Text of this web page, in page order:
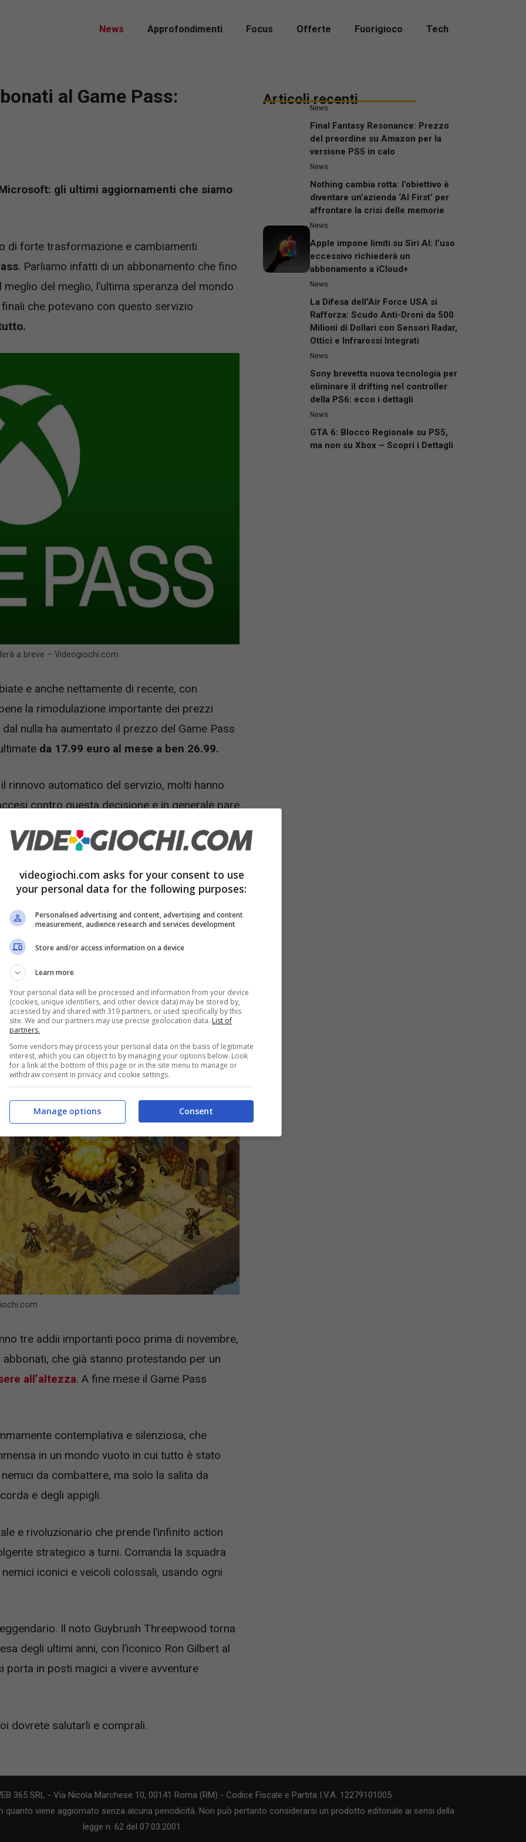
News Approfondimenti Focus Offerte Fuorigioco Tech
al Game Pass:
gli ultimi aggiornamenti che siamo
di forte trasformazione e cambiamenti
. Parliamo infatti di un abbonamento che fino
del meglio, l’ultima speranza del mondo
che potevano con questo servizio
a breve – Videogiochi.com
e anche nettamente di recente, con
la rimodulazione importante dei prezzi
nulla ha aumentato il prezzo del Game Pass
da 17.99 euro al mese a ben 26.99.
rinnovo automatico del servizio, molti hanno
contro questa decisione e in generale pare
situazione. Ora però ci sono
Game Pass
Microsoft ogni mese apporta dei
presenti, andando in questo modo a
l’interesse dei videogiocatori molto
tre addii importanti poco prima di novembre,
che già stanno protestando per un
all’altezza. A fine mese il Game Pass
contemplativa e silenziosa, che
in un mondo vuoto in cui tutto è stato
da combattere, ma solo la salita da
e degli appigli.
e rivoluzionario che prende l’infinito action
strategico a turni. Comanda la squadra
iconici e veicoli colossali, usando ogni
Il noto Guybrush Threepwood torna
degli ultimi anni, con l’iconico Ron Gilbert al
in posti magici a vivere avventure
dovrete salutarli e comprali.
Articoli recenti
News
Final Fantasy Resonance: Prezzo
del preordine su Amazon per la
versione PS5 in calo
News
Nothing cambia rotta: l’obiettivo è
diventare un’azienda ‘AI First’ per
affrontare la crisi delle memorie
News
Apple impone limiti su Siri AI: l’uso
eccessivo richiederà un
abbonamento a iCloud+
News
La Difesa dell’Air Force USA si
Rafforza: Scudo Anti-Droni da 500
Milioni di Dollari con Sensori Radar,
Ottici e Infrarossi Integrati
News
Sony brevetta nuova tecnologia per
eliminare il drifting nel controller
della PS6: ecco i dettagli
News
GTA 6: Blocco Regionale su PS5,
ma non su Xbox – Scopri i Dettagli
365 SRL - Via Nicola Marchese 10, 00141 Roma (RM) - Codice Fiscale e Partita I.V.A. 12279101005
viene aggiornato senza alcuna periodicità. Non può pertanto considerarsi un prodotto editoriale ai sensi della
legge n. 62 del 07.03.2001
videogiochi.com asks for your consent to use
your personal data for the following purposes:
Personalised advertising and content, advertising and content
measurement, audience research and services development
Store and/or access information on a device
Learn more
Your personal data will be processed and information from your device
(cookies, unique identifiers, and other device data) may be stored by,
accessed by and shared with 319 partners, or used specifically by this
site. We and our partners may use precise geolocation data. List of
partners.
Some vendors may process your personal data on the basis of legitimate
interest, which you can object to by managing your options below. Look
for a link at the bottom of this page or in the site menu to manage or
withdraw consent in privacy and cookie settings.
Consent
Manage options